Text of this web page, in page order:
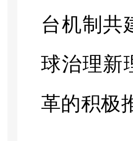
台机制共
球治理新
革的积极